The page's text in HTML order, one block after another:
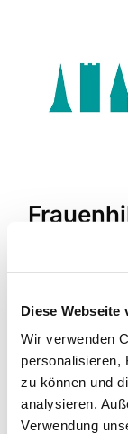
Diese Webseite
Wir verwenden
personalisieren,
zu können und
analysieren.
Verwendung